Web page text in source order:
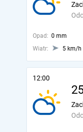
Opad: 0 mm
Wiatr:
5 km/h
12:00